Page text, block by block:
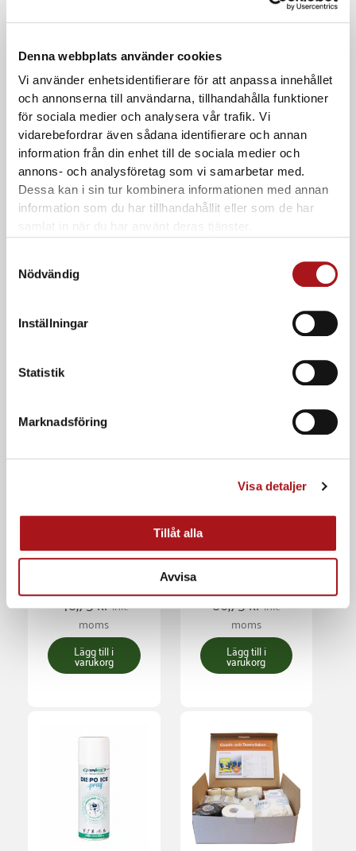
Denna webbplats använder cookies
Vi använder enhetsidentifierare för att anpassa innehållet
och annonserna till användarna, tillhandahålla funktioner
för sociala medier och analysera vår trafik. Vi
vidarebefordrar även sådana identifierare och annan
information från din enhet till de sociala medier och
annons- och analysföretag som vi samarbetar med.
Dessa kan i sin tur kombinera informationen med annan
information som du har tillhandahållit eller som de har
samlat in när du har använt deras tjänster.
Nödvändig
Inställningar
Statistik
Marknadsföring
Visa detaljer
Tillåt alla
Avvisa
En skavsårsplatta består av ett tryckavlastande
självhäftade klister. Plattan klipper du till utifrån
behovet du har. Tricket är att klippa ett hål i
plattan där blåsan ska vara. Du bygger alltså upp
en barriär runt ditt skavsår och får inget tryck
direkt på såret.
Mått: 15 x 24,5 cm
Tjocklek: 3 mm
Relaterade produkter
2/fp
48,75krink.
moms
Lägg till i
varukorg
7mx10cm
86,75krink.
moms
Lägg till i
varukorg